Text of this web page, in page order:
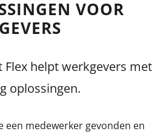
VOOR
Flex helpt werkgevers met
oplossingen.
een medewerker gevonden en